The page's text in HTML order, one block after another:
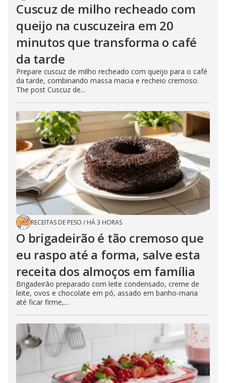
Cuscuz de milho recheado com
queijo na cuscuzeira em 20
minutos que transforma o café
da tarde
Prepare cuscuz de milho recheado com queijo para o café
da tarde, combinando massa macia e recheio cremoso.
The post Cuscuz de...
RECEITAS DE PESO / HÁ 3 HORAS
O brigadeirão é tão cremoso que
eu raspo até a forma, salve esta
receita dos almoços em família
Brigadeirão preparado com leite condensado, creme de
leite, ovos e chocolate em pó, assado em banho-maria
até ficar firme,...